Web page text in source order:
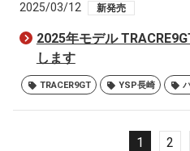
2025/03/12 新発売
2025年モデル
します
TRACER9GT YSP長崎
1 2